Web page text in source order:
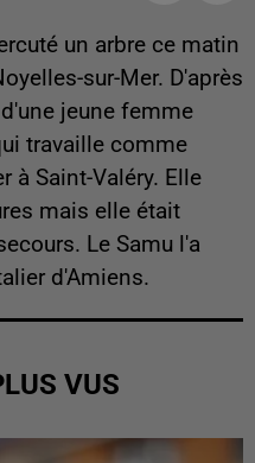
un arbre ce matin
sur-Mer. D'après
jeune femme
travaille comme
à Saint-Valéry. Elle
mais elle était
Le Samu l'a
d'Amiens.
VUS